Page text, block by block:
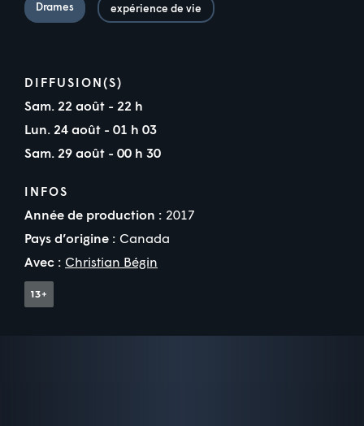
Drames expérience de vie
DIFFUSION(S)
Sam. 22 août - 22 h
Lun. 24 août - 01 h 03
Sam. 29 août - 00 h 30
INFOS
Année de production : 2017
Pays d’origine : Canada
Avec : Christian Bégin